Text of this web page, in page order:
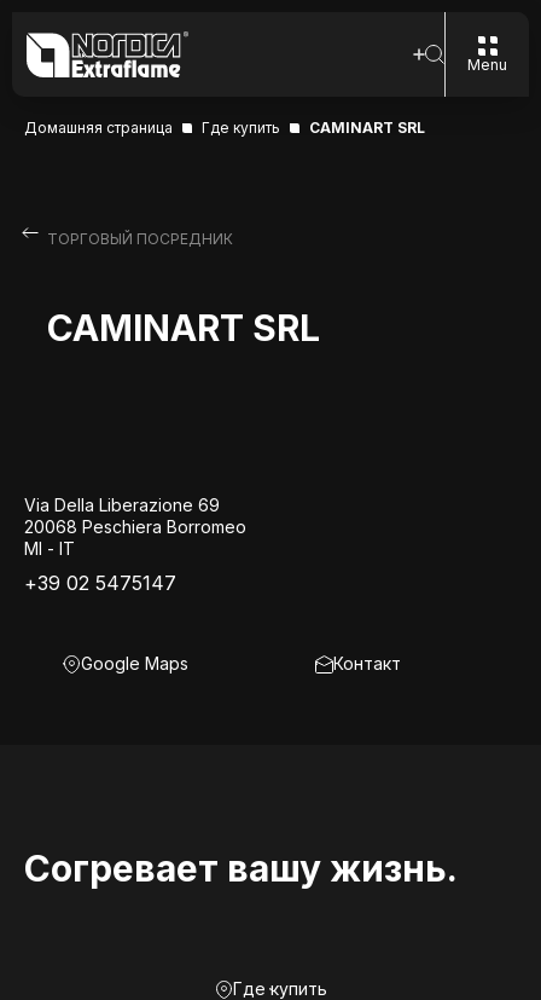
Menu
Домашняя страница Где купить CAMINART SRL
ТОРГОВЫЙ ПОСРЕДНИК
CAMINART SRL
Via Della Liberazione 69
20068 Peschiera Borromeo
MI - IT
+39 02 5475147
Google Maps Контакт
Согревает вашу жизнь.
Где купить